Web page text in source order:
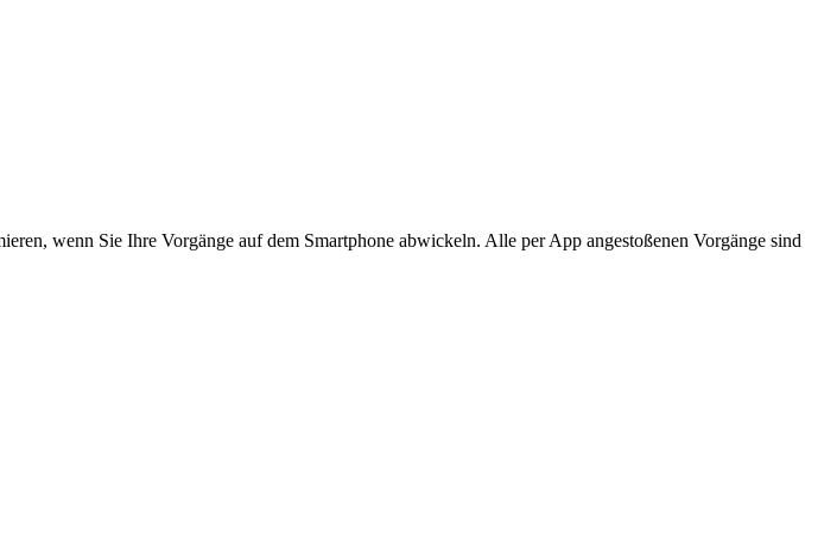
wenn Sie Ihre Vorgänge auf dem Smartphone abwickeln. Alle per App angestoßenen Vorgänge sind